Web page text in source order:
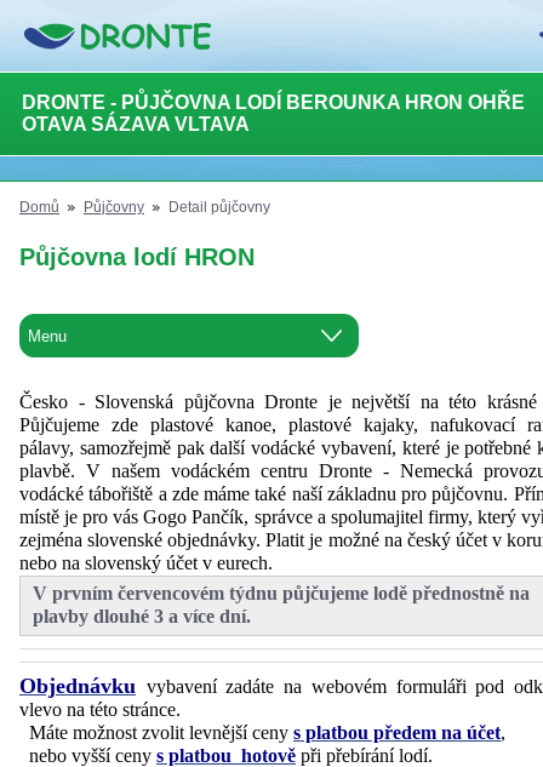
DRONTE - PŮJČOVNA LODÍ BEROUNKA HRON OHŘE
OTAVA SÁZAVA VLTAVA
Domů Půjčovny Detail půjčovny
Půjčovna lodí HRON
Česko - Slovenská půjčovna Dronte je největší na této krásné
Půjčujeme zde plastové kanoe, plastové kajaky, nafukovací
pálavy, samozřejmě pak další vodácké vybavení, které je potřebné
plavbě. V našem vodáckém centru Dronte - Nemecká
vodácké tábořiště a zde máme také naší základnu pro půjčovnu.
místě je pro vás Gogo Pančík, správce a spolumajitel firmy, který
zejména slovenské objednávky. Platit je možné na český účet v
nebo na slovenský účet v eurech.
V prvním červencovém týdnu půjčujeme lodě přednostně na
plavby dlouhé 3 a více dní.
Objednávku vybavení zadáte na webovém formuláři pod
vlevo na této stránce.
Máte možnost zvolit levnější ceny s platbou předem na účet,
nebo vyšší ceny s platbou hotově při přebírání lodí.